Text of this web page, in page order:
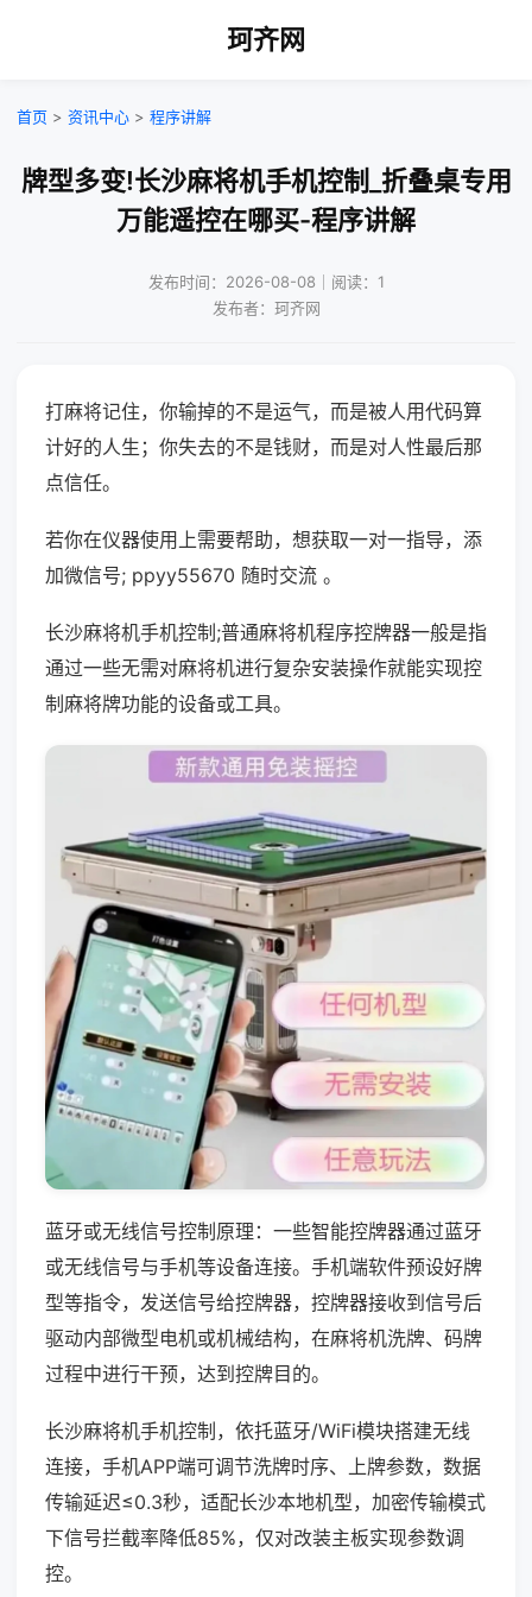
珂齐网
首页 > 资讯中心 > 程序讲解
牌型多变!长沙麻将机手机控制_折叠桌专用
万能遥控在哪买-程序讲解
发布时间：2026-08-08｜阅读：1
发布者：珂齐网
打麻将记住，你输掉的不是运气，而是被人用代码算
计好的人生；你失去的不是钱财，而是对人性最后那
点信任。
若你在仪器使用上需要帮助，想获取一对一指导，添
加微信号; ppyy55670 随时交流 。
长沙麻将机手机控制;普通麻将机程序控牌器一般是指
通过一些无需对麻将机进行复杂安装操作就能实现控
制麻将牌功能的设备或工具。
蓝牙或无线信号控制原理：一些智能控牌器通过蓝牙
或无线信号与手机等设备连接。手机端软件预设好牌
型等指令，发送信号给控牌器，控牌器接收到信号后
驱动内部微型电机或机械结构，在麻将机洗牌、码牌
过程中进行干预，达到控牌目的。
长沙麻将机手机控制，依托蓝牙/WiFi模块搭建无线
连接，手机APP端可调节洗牌时序、上牌参数，数据
传输延迟≤0.3秒，适配长沙本地机型，加密传输模式
下信号拦截率降低85%，仅对改装主板实现参数调
控。